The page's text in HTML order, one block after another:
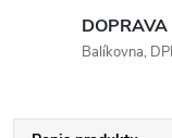
Balíkovna,